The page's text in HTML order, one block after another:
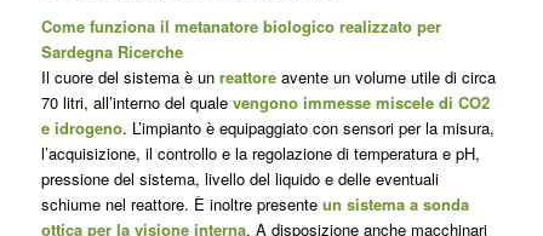
Come funziona il metanatore biologico realizzato per
Sardegna Ricerche
Il cuore del sistema è un reattoreavente un volume utile di circa
70 litri, all’interno del quale vengono immesse miscele di CO2
e idrogeno. L’impianto è equipaggiato con sensori per la misura,
l’acquisizione, il controllo e la regolazione di temperatura e pH,
pressione del sistema, livello del liquido e delle eventuali
schiume nel reattore. È inoltre presenteun sistema a sonda
ottica per la visione interna. A disposizione anche macchinari